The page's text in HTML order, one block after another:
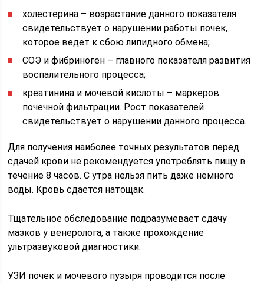
холестерина – возрастание данного показателя
свидетельствует о нарушении работы почек,
которое ведет к сбою липидного обмена;
СОЭ и фибриноген – главного показателя развития
воспалительного процесса;
креатинина и мочевой кислоты – маркеров
почечной фильтрации. Рост показателей
свидетельствует о нарушении данного процесса.
Для получения наиболее точных результатов перед
сдачей крови не рекомендуется употреблять пищу в
течение 8 часов. С утра нельзя пить даже немного
воды. Кровь сдается натощак.
Тщательное обследование подразумевает сдачу
мазков у венеролога, а также прохождение
ультразвуковой диагностики.
УЗИ почек и мочевого пузыря проводится после